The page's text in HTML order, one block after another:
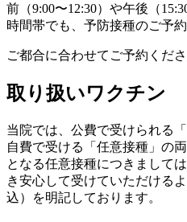
前（9:00〜12:30）や午後（
時間帯でも、予防接種のご予
ご都合に合わせてご予約くださ
取り扱いワクチン
当院では、公費で受けられる
自費で受ける「任意接種」の
となる任意接種につきまして
き安心して受けていただける
込）を明記しております。